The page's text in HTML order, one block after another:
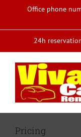
contenido
Office phone
24h
Pricing